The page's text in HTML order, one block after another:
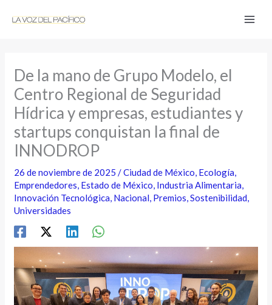
De la mano de Grupo Modelo, el
Centro Regional de Seguridad
Hídrica y empresas, estudiantes y
startups conquistan la final de
INNODROP
26 de noviembre de 2025/Ciudad de México, Ecología,
Emprendedores, Estado de México, Industria Alimentaria,
Innovación Tecnológica, Nacional, Premios,Sostenibilidad,
Universidades